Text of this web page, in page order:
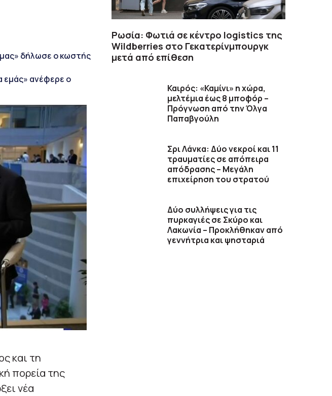
δήλωσε ο κωστής
εμάς» ανέφερε ο
και τη
πορεία της
νέα
Ρωσία: Φωτιά σε κέντρο logistics της
Wildberries στο Γεκατερίνμπουργκ
μετά από επίθεση
Καιρός: «Καμίνι» η χώρα,
μελτέμια έως 8 μποφόρ –
Πρόγνωση από την Όλγα
Παπαβγούλη
Σρι Λάνκα: Δύο νεκροί και 11
τραυματίες σε απόπειρα
απόδρασης – Μεγάλη
επιχείρηση του στρατού
Δύο συλλήψεις για τις
πυρκαγιές σε Σκύρο και
Λακωνία – Προκλήθηκαν από
γεννήτρια και ψησταριά